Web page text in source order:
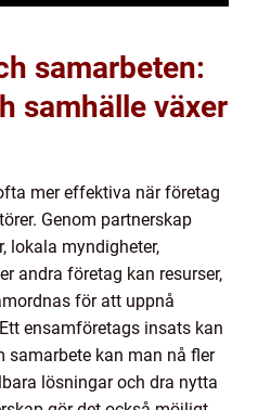
samarbeten:
samhälle växer
mer effektiva när företag
Genom partnerskap
lokala myndigheter,
andra företag kan resurser,
för att uppnå
ensamföretags insats kan
samarbete kan man nå fler
lösningar och dra nytta